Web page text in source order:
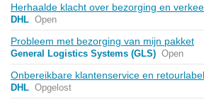
Herhaalde klacht over bezorging en
DHL Open
Probleem met bezorging van mijn pakket
General Logistics Systems (GLS) Open
Onbereikbare klantenservice en
DHL Opgelost